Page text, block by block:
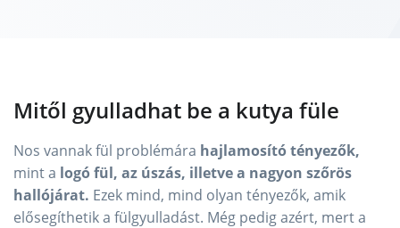
Mitől gyulladhat be a kutya füle
Nos vannak fül problémára hajlamosító tényezők,
mint a logó fül, az úszás, illetve a nagyon szőrös
hallójárat. Ezek mind, mind olyan tényezők, amik
elősegíthetik a fülgyulladást. Még pedig azért, mert a